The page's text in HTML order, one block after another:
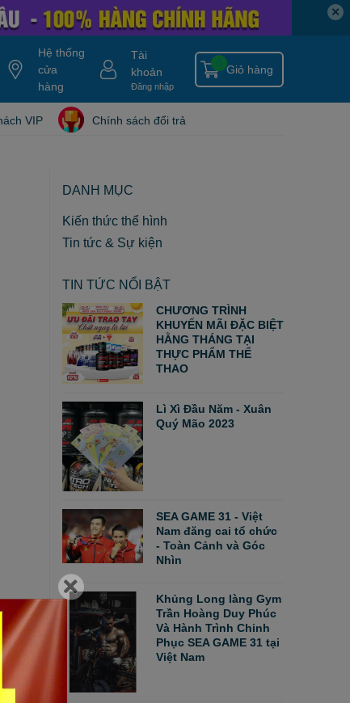
✕
nitro ripped tang can nitro tech blade isolate
Hệ thống
cửa
hàng
Tài
khoản
Đăng nhập
Giỏ hàng
0
VIP Chính sách đổi trả
DANH MỤC
Kiến thức thể hình
Tin tức & Sự kiện
TIN TỨC NỔI BẬT
CHƯƠNG TRÌNH
KHUYẾN MÃI ĐẶC BIỆT
HẰNG THÁNG TẠI
THỰC PHẨM THỂ
THAO
Lì Xì Đầu Năm - Xuân
Quý Mão 2023
SEA GAME 31 - Việt
Nam đăng cai tổ chức
- Toàn Cảnh và Góc
Nhìn
Khủng Long làng Gym
Trần Hoàng Duy Phúc
Và Hành Trình Chinh
Phục SEA GAME 31 tại
Việt Nam